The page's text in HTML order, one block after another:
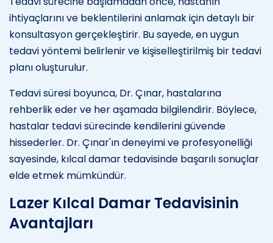
ihtiyaçlarını ve beklentilerini anlamak için detaylı bir
konsultasyon gerçekleştirir. Bu sayede, en uygun
tedavi yöntemi belirlenir ve kişiselleştirilmiş bir tedavi
planı oluşturulur.
Tedavi süresi boyunca, Dr. Çınar, hastalarına
rehberlik eder ve her aşamada bilgilendirir. Böylece,
hastalar tedavi sürecinde kendilerini güvende
hissederler. Dr. Çınar'ın deneyimi ve profesyonelliği
sayesinde, kılcal damar tedavisinde başarılı sonuçlar
elde etmek mümkündür.
Lazer Kılcal Damar Tedavisinin
Avantajları